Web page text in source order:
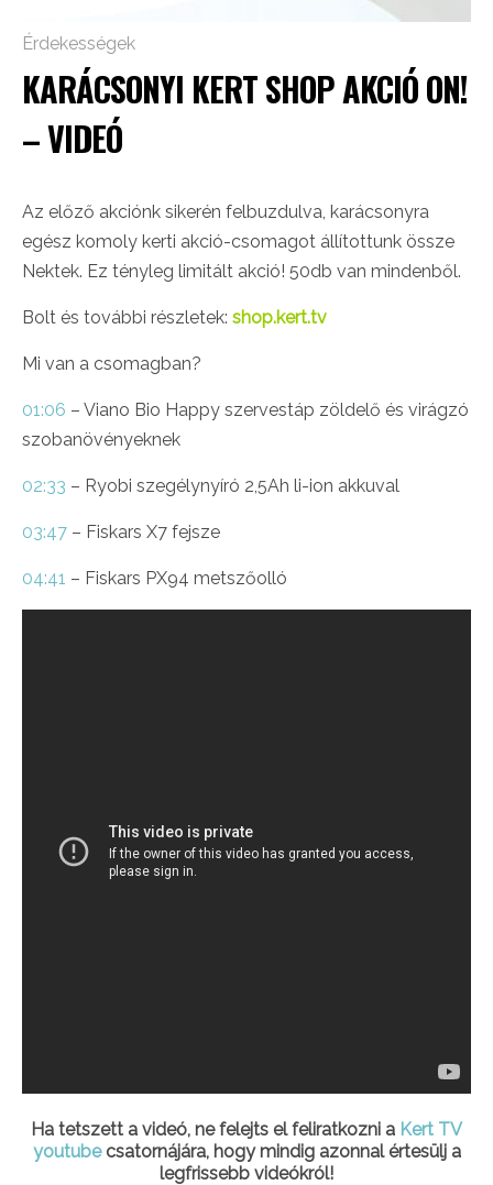
Érdekességek
KARÁCSONYI KERT SHOP AKCIÓ ON!
– VIDEÓ
Az előző akciónk sikerén felbuzdulva, karácsonyra
egész komoly kerti akció-csomagot állítottunk össze
Nektek. Ez tényleg limitált akció! 50db van mindenből.
Bolt és további részletek: shop.kert.tv
Mi van a csomagban?
01:06 – Viano Bio Happy szervestáp zöldelő és virágzó
szobanövényeknek
02:33 – Ryobi szegélynyíró 2,5Ah li-ion akkuval
03:47 – Fiskars X7 fejsze
04:41 – Fiskars PX94 metszőolló
Ha tetszett a videó, ne felejts el feliratkozni a Kert TV
youtube csatornájára, hogy mindig azonnal értesülj a
legfrissebb videókról!